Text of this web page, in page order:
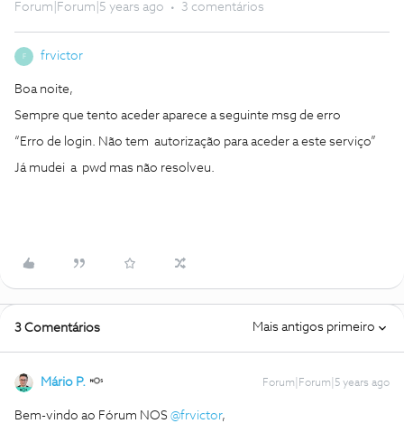
Forum|Forum|5 years ago 3 comentários
F frvictor
Boa noite,
Sempre que tento aceder aparece a seguinte msg de erro
“Erro de login. Não tem autorização para aceder a este serviço”
Já mudei a pwd mas não resolveu.
3 Comentários Mais antigos primeiro
Mário P. Forum|Forum|5 years ago
Bem-vindo ao Fórum NOS @frvictor,